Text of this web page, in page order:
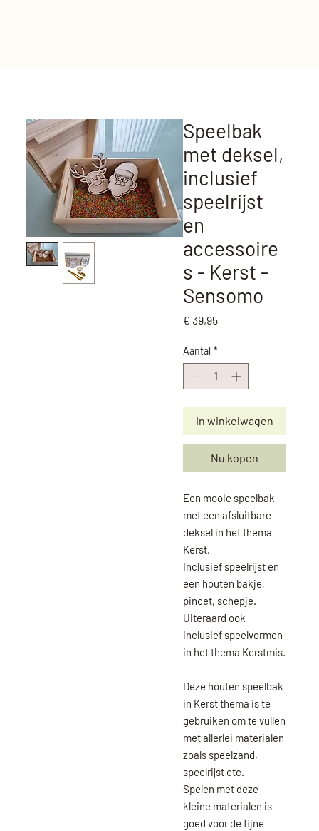
Speelbak
met deksel,
inclusief
speelrijst
en
accessoire
s - Kerst -
Sensomo
€ 39,95Prijs
Aantal *
In winkelwagen
Nu kopen
Een mooie speelbak
met een afsluitbare
deksel in het thema
Kerst.
Inclusief speelrijst en
een houten bakje,
pincet, schepje.
Uiteraard ook
inclusief speelvormen
in het thema Kerstmis.
Deze houten speelbak
in Kerst thema is te
gebruiken om te vullen
met allerlei materialen
zoals speelzand,
speelrijst etc.
Spelen met deze
kleine materialen is
goed voor de fijne